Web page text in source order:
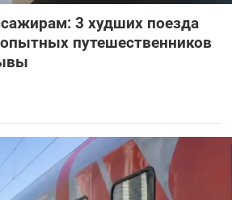
3 худших поезда
путешественников